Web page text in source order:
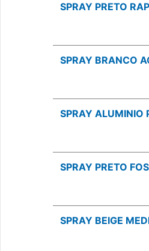
SPRAY PRETO
SPRAY BRANCO
SPRAY ALUMINIO
SPRAY PRETO
SPRAY BEIGE